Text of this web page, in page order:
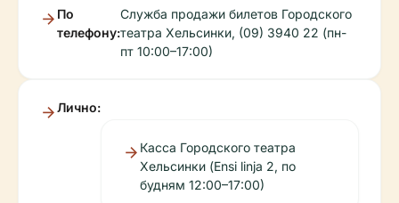
По
телефону:
Служба продажи билетов Городского
театра Хельсинки, (09) 3940 22 (пн-
пт 10:00–17:00)
Лично:
Касса Городского театра
Хельсинки (Ensi linja 2, по
будням 12:00–17:00)